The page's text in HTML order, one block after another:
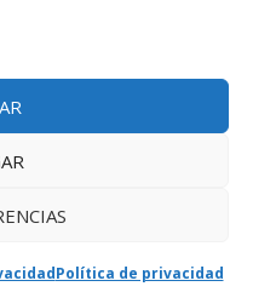
Política de privacidad